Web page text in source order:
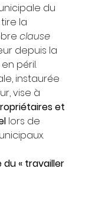
du
tire la
clause
depuis la
péril.
instaurée
vise à
et
lors de
« travailler